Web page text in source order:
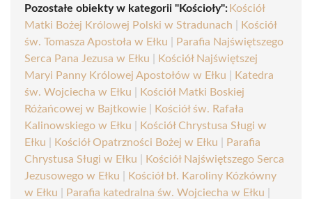
Pozostałe obiekty w kategorii "Kościoły": Kościół
Matki Bożej Królowej Polski w Stradunach
Kościół
św. Tomasza Apostoła w Ełku
Parafia Najświętszego
Serca Pana Jezusa w Ełku
Kościół Najświętszej
Maryi Panny Królowej Apostołów w Ełku
Katedra
św. Wojciecha w Ełku
Kościół Matki Boskiej
Różańcowej w Bajtkowie
Kościół św. Rafała
Kalinowskiego w Ełku
Kościół Chrystusa Sługi w
Ełku
Kościół Opatrzności Bożej w Ełku
Parafia
Chrystusa Sługi w Ełku
Kościół Najświętszego Serca
Jezusowego w Ełku
Kościół bł. Karoliny Kózkówny
w Ełku
Parafia katedralna św. Wojciecha w Ełku